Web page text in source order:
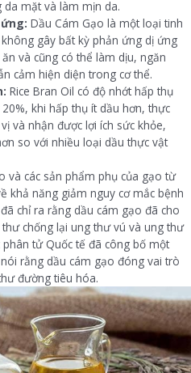
da mặt và làm mịn da.
ứng:Dầu Cám Gạo là một loại tinh
gây bất kỳ phản ứng dị ứng
và cũng có thể làm dịu, ngăn
cảm hiện diện trong cơ thể.
Rice Bran Oil có độ nhớt hấp thụ
khi hấp thụ ít dầu hơn, thực
và nhận được lợi ích sức khỏe,
so với nhiều loại dầu thực vật
và các sản phẩm phụ của gạo từ
khả năng giảm nguy cơ mắc bệnh
chỉ ra rằng dầu cám gạo đã cho
chống lại ung thư vú và ung thư
tử Quốc tế đã công bố một
rằng dầu cám gạo đóng vai trò
đường tiêu hóa.